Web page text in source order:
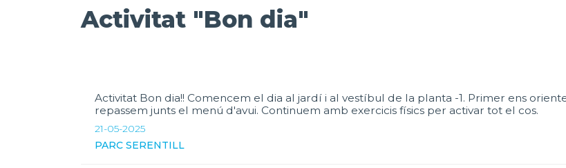
Activitat "Bon dia"
Activitat Bon dia!! Comencem el dia al jardí i al vestíbul de la planta -1. Primer ens
repassem junts el menú d'avui. Continuem amb exercicis físics per activar tot el cos.
21-05-2025
PARC SERENTILL